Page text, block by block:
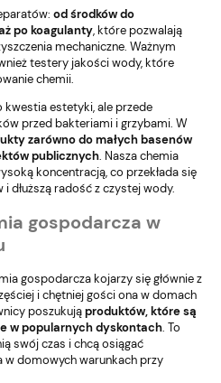
od środków do
po koagulanty, które pozwalają
mechaniczne. Ważnym
testery jakości wody, które
chemii.
estetyki, ale przede
przed bakteriami i grzybami. W
zarówno do małych basenów
publicznych. Nasza chemia
koncentracją, co przekłada się
dłuższą radość z czystej wody.
gospodarcza w
gospodarcza kojarzy się głównie z
i chętniej gości ona w domach
poszukująproduktów, które są
w popularnych dyskontach. To
swój czas i chcą osiągać
domowych warunkach przy